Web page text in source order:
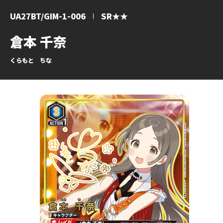
倉本 千奈
くらもと ちな
UA27BT/GIM-1-006 SR★★